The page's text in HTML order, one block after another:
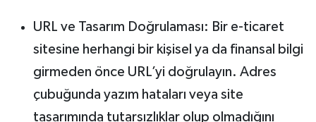
URL ve Tasarım Doğrulaması: Bir e-ticaret
sitesine herhangi bir kişisel ya da finansal bilgi
girmeden önce URL’yi doğrulayın. Adres
çubuğunda yazım hataları veya site
tasarımında tutarsızlıklar olup olmadığını